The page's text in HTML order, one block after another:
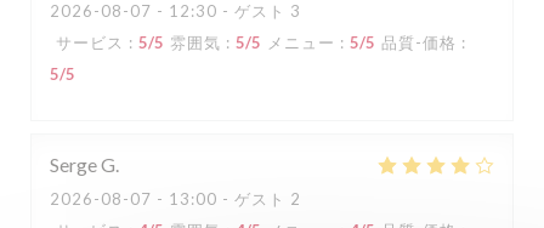
2026-08-07 - 12:30 - ゲスト 3
サービス : 5/5 雰囲気 : 5/5 メニュー : 5/5 品質-価格 :
5/5
SergeG
2026-08-07 - 13:00 - ゲスト 2